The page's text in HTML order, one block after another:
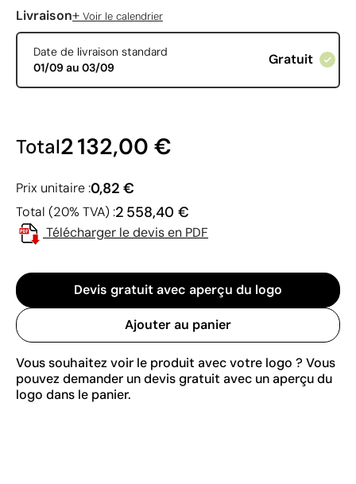
Livraison+ Voir le calendrier
Date de livraison standard
01/09 au 03/09
Gratuit
Total2 132,00 €
Prix unitaire :0,82 €
Total (20% TVA) :2 558,40 €
Télécharger le devis en PDF
Devis gratuit avec aperçu du logo
Ajouter au panier
Vous souhaitez voir le produit avec votre logo ? Vous
pouvez demander un devis gratuit avec un aperçu du
logo dans le panier.